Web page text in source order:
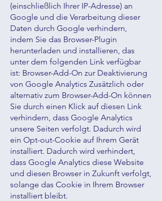
(einschließlich Ihrer IP-Adresse) an
Google und die Verarbeitung dieser
Daten durch Google verhindern,
indem Sie das Browser-Plugin
herunterladen und installieren, das
unter dem folgenden Link verfügbar
ist: Browser-Add-On zur Deaktivierung
von Google Analytics Zusätzlich oder
alternativ zum Browser-Add-On können
Sie durch einen Klick auf diesen Link
verhindern, dass Google Analytics
unsere Seiten verfolgt. Dadurch wird
ein Opt-out-Cookie auf Ihrem Gerät
installiert. Dadurch wird verhindert,
dass Google Analytics diese Website
und diesen Browser in Zukunft verfolgt,
solange das Cookie in Ihrem Browser
installiert bleibt.